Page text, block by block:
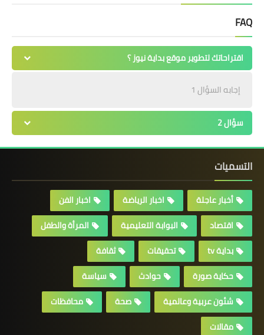
FAQ
اقتراحاتك لتطوير موقع بداية نيوز ؟
إجابه السؤال 1
سؤال 2
التسميات
أخبار عاجلة اخبار الرياضة
اخبار الفن
اقتصاد
البوابة التعليمية
المرأة والطفل
بداية tv
تحقيقات
ثقافة
حكاية صورة
حوادث
سياسة
شئون عربية وعالمية
صحة
محافظات
مقالات